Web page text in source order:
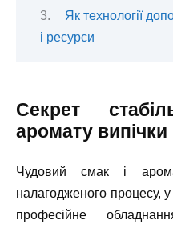
Як технології
і ресурси
Секрет
аромату випічки
Чудовий смак і
налагодженого процесу,
професійне